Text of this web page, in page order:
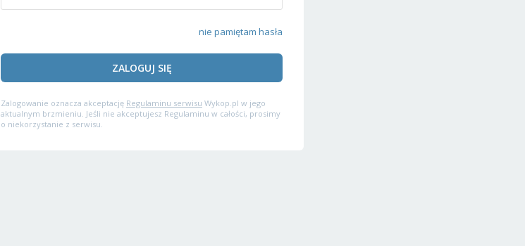
nie pamiętam hasła
ZALOGUJ SIĘ
Zalogowanie oznacza akceptację Regulaminu serwisu Wykop.pl w jego
aktualnym brzmieniu. Jeśli nie akceptujesz Regulaminu w całości, prosimy
o niekorzystanie z serwisu.